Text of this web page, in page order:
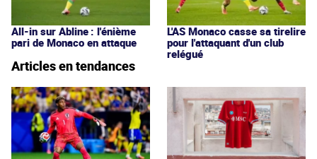
All-in sur Abline : l'énième
pari de Monaco en attaque
L'AS Monaco casse sa tirelire
pour l'attaquant d'un club
relégué
Articles en tendances